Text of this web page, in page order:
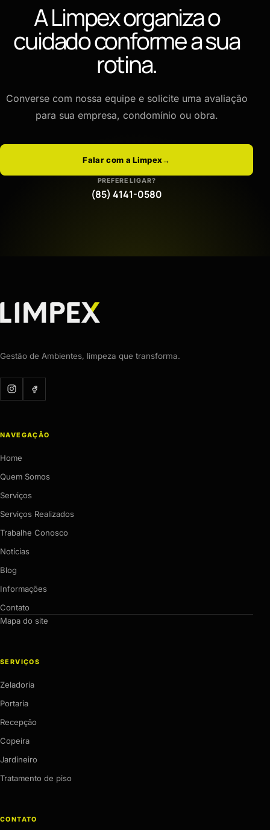
A Limpex organiza o
cuidado conforme a sua
rotina.
Converse com nossa equipe e solicite uma avaliação
para sua empresa, condomínio ou obra.
Falar com a Limpex→
PREFERE LIGAR?
(85) 4141-0580
Gestão de Ambientes, limpeza que transforma.
NAVEGAÇÃO
Home
Quem Somos
Serviços
Serviços Realizados
Trabalhe Conosco
Notícias
Blog
Informações
Contato
Mapa do site
SERVIÇOS
Zeladoria
Portaria
Recepção
Copeira
Jardineiro
Tratamento de piso
CONTATO